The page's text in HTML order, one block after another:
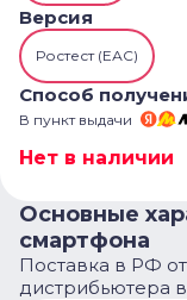
Версия
Ростест (ЕАС)
Способ
В пункт выдачи
Нет в наличии
Основные
смартфона
Поставка в РФ
дистрибьютера